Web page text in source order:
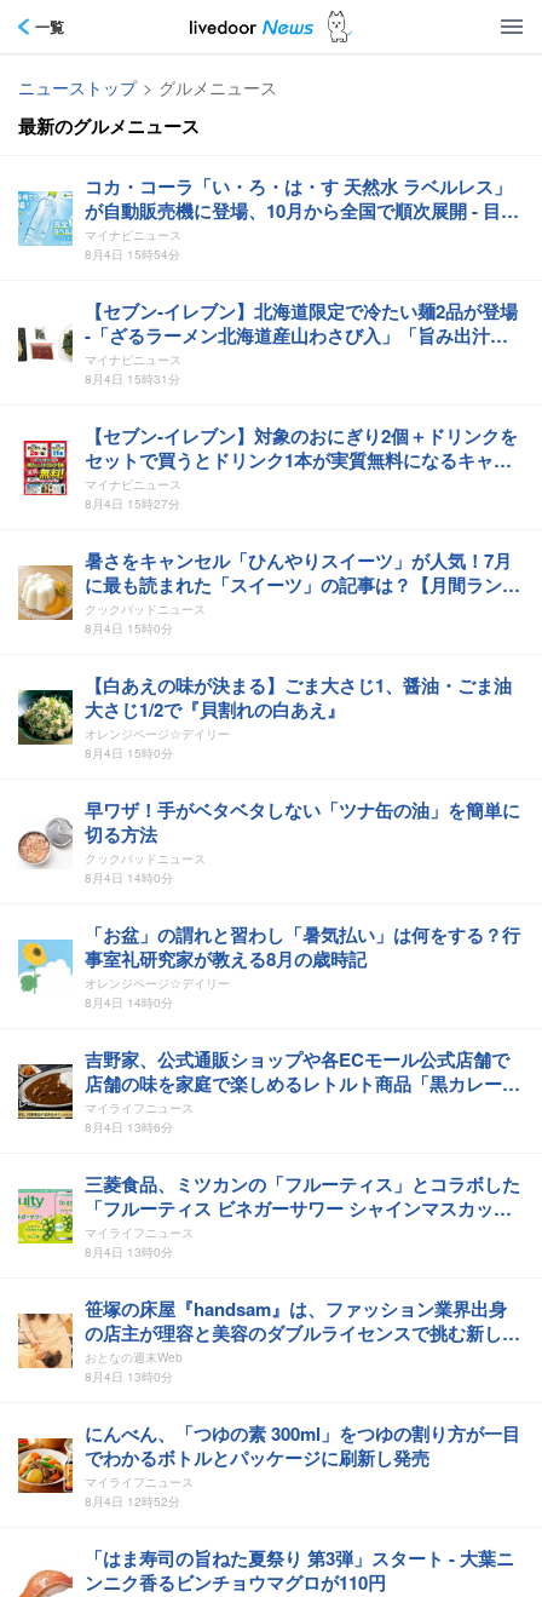
一覧
ニューストップ > グルメニュース
最新のグルメニュース
コカ・コーラ「い・ろ・は・す 天然水 ラベルレス」
が自動販売機に登場、10月から全国で順次展開 - 目的
は?
マイナビニュース
8月4日 15時54分
【セブン‐イレブン】北海道限定で冷たい麺2品が登場
-「ざるラーメン北海道産山わさび入」「旨み出汁ス
ープの冷かけ函館塩ラーメン」
マイナビニュース
8月4日 15時31分
【セブン‐イレブン】対象のおにぎり2個＋ドリンクを
セットで買うとドリンク1本が実質無料になるキャン
ペーン - 5日間限定
マイナビニュース
8月4日 15時27分
暑さをキャンセル「ひんやりスイーツ」が人気！7月
に最も読まれた「スイーツ」の記事は？【月間ランキ
ングTOP5】
クックパッドニュース
8月4日 15時0分
【白あえの味が決まる】ごま大さじ1、醤油・ごま油
大さじ1/2で『貝割れの白あえ』
オレンジページ☆デイリー
8月4日 15時0分
早ワザ！手がベタベタしない「ツナ缶の油」を簡単に
切る方法
クックパッドニュース
8月4日 14時0分
「お盆」の謂れと習わし「暑気払い」は何をする？行
事室礼研究家が教える8月の歳時記
オレンジページ☆デイリー
8月4日 14時0分
吉野家、公式通販ショップや各ECモール公式店舗で
店舗の味を家庭で楽しめるレトルト商品「黒カレー」
を発売
マイライフニュース
8月4日 13時6分
三菱食品、ミツカンの「フルーティス」とコラボした
「フルーティス ビネガーサワー シャインマスカット
味」を発売
マイライフニュース
8月4日 13時0分
笹塚の床屋『handsam』は、ファッション業界出身
の店主が理容と美容のダブルライセンスで挑む新しい
カルチャー発信基地
おとなの週末Web
8月4日 13時0分
にんべん、「つゆの素 300ml」をつゆの割り方が一目
でわかるボトルとパッケージに刷新し発売
マイライフニュース
8月4日 12時52分
「はま寿司の旨ねた夏祭り 第3弾」スタート - 大葉ニ
ンニク香るビンチョウマグロが110円